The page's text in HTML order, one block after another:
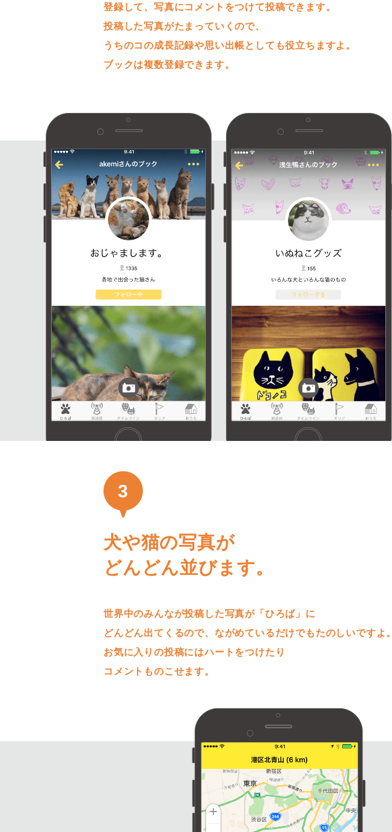
登録して、写真にコメントをつけて投稿できます。
投稿した写真がたまっていくので、
うちのコの成長記録や思い出帳としても役立ちますよ。
ブックは複数登録できます。
3
犬や猫の写真が
どんどん並びます。
世界中のみんなが投稿した写真が「ひろば」に
どんどん出てくるので、ながめているだけでもたのしいですよ。
お気に入りの投稿にはハートをつけたり
コメントものこせます。